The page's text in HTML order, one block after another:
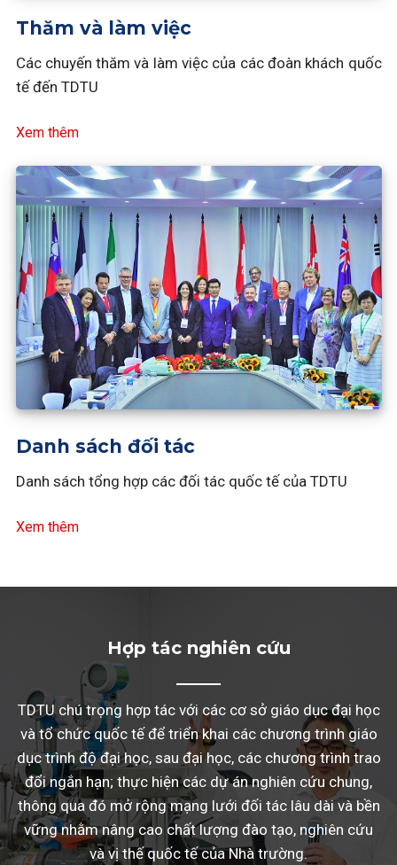
Thăm và làm việc
Các chuyến thăm và làm việc của các đoàn khách quốc
tế đến TDTU
Xem thêm
Danh sách đối tác
Danh sách tổng hợp các đối tác quốc tế của TDTU
Xem thêm
Hợp tác nghiên cứu
TDTU chú trọng hợp tác với các cơ sở giáo dục đại học
và tổ chức quốc tế để triển khai các chương trình giáo
dục trình độ đại học, sau đại học, các chương trình trao
đổi ngắn hạn; thực hiện các dự án nghiên cứu chung,
thông qua đó mở rộng mạng lưới đối tác lâu dài và bền
vững nhằm nâng cao chất lượng đào tạo, nghiên cứu
và vị thế quốc tế của Nhà trường.